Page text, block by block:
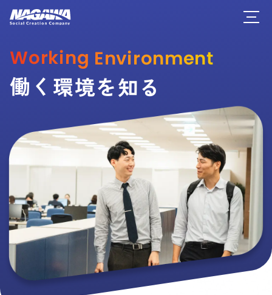
Working Environment
働く環境を知る